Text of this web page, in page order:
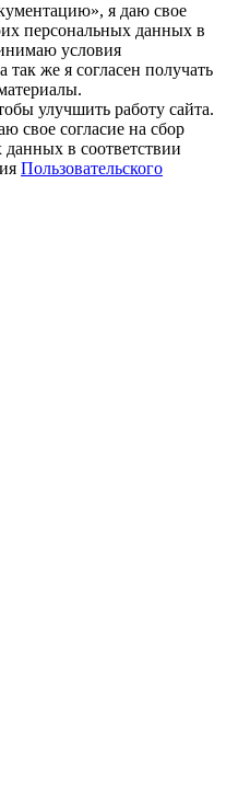
я даю свое
персональных данных в
условия
так же я согласен получать
улучшить работу сайта.
свое согласие на сбор
в соответствии
Пользовательского